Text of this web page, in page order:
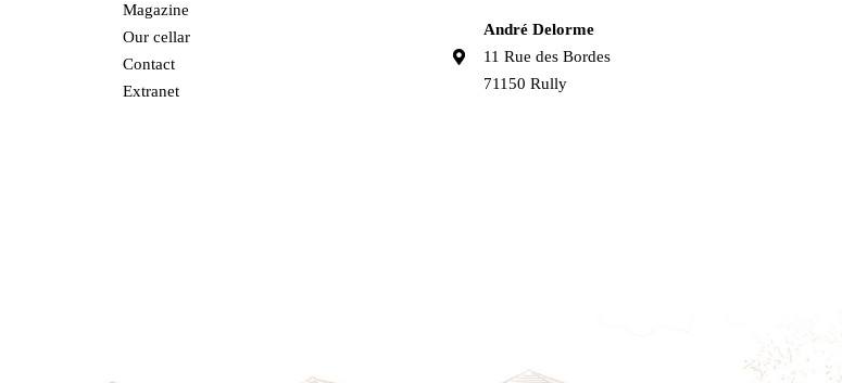
Magazine
Our cellar
Contact
Extranet
André Delorme
11 Rue des Bordes
71150 Rully